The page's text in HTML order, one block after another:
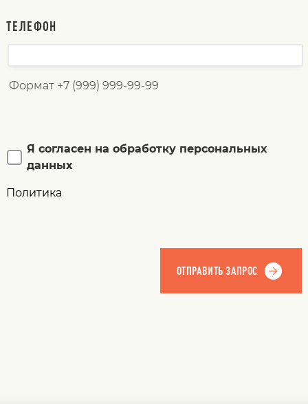
ТЕЛЕФОН
Формат +7 (999) 999-99-99
Я согласен на обработку персональных
данных
Политика